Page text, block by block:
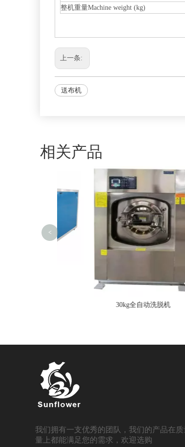
整机重量Machine weight (kg)
上一条:
送布机
相关产品
30kg全自动洗脱机
<
我们拥有一支优秀的团队，我们的产品在质
量上都能满足您的需求，欢迎选购